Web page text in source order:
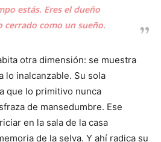
estás. Eres el dueño
cerrado como un sueño.
otra dimensión: se muestra
lo inalcanzable. Su sola
que lo primitivo nunca
de mansedumbre. Ese
en la sala de la casa
de la selva. Y ahí radica su